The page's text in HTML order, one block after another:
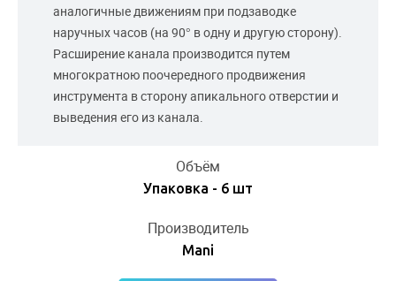
Объём
Упаковка - 6 шт
Производитель
Mani
аналогичные движениям при подзаводке
наручных часов (на 90° в одну и другую сторону).
Расширение канала производится путем
многократною поочередного продвижения
инструмента в сторону апикального отверстии и
выведения его из канала.